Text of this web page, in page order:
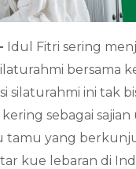
Idul Fitri sering
bersama
silaturahmi ini tak
sebagai
tamu yang
kue lebaran di